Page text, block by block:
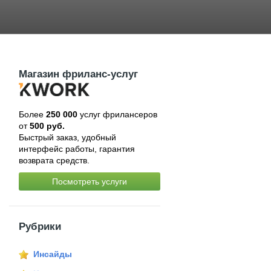
Магазин фриланс-услуг
Более 250 000услуг фрилансеров
от500 руб.
Быстрый заказ, удобный
интерфейс работы, гарантия
возврата средств.
Посмотреть услуги
Рубрики
Инсайды